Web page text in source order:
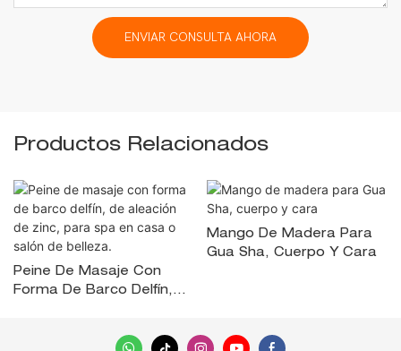
ENVIAR CONSULTA AHORA
Productos Relacionados
Peine De Masaje Con
Forma De Barco Delfín,
Mango De Madera Para
Gua Sha, Cuerpo Y Cara